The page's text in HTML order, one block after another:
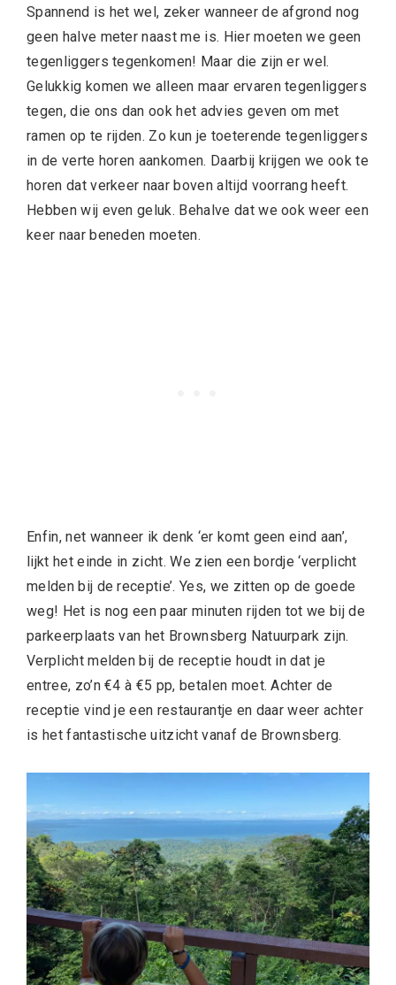
Spannend is het wel, zeker wanneer de afgrond nog
geen halve meter naast me is. Hier moeten we geen
tegenliggers tegenkomen! Maar die zijn er wel.
Gelukkig komen we alleen maar ervaren tegenliggers
tegen, die ons dan ook het advies geven om met
ramen op te rijden. Zo kun je toeterende tegenliggers
in de verte horen aankomen. Daarbij krijgen we ook te
horen dat verkeer naar boven altijd voorrang heeft.
Hebben wij even geluk. Behalve dat we ook weer een
keer naar beneden moeten.
Enfin, net wanneer ik denk ‘er komt geen eind aan’,
lijkt het einde in zicht. We zien een bordje ‘verplicht
melden bij de receptie’. Yes, we zitten op de goede
weg! Het is nog een paar minuten rijden tot we bij de
parkeerplaats van het Brownsberg Natuurpark zijn.
Verplicht melden bij de receptie houdt in dat je
entree, zo’n €4 à €5 pp, betalen moet. Achter de
receptie vind je een restaurantje en daar weer achter
is het fantastische uitzicht vanaf de Brownsberg.